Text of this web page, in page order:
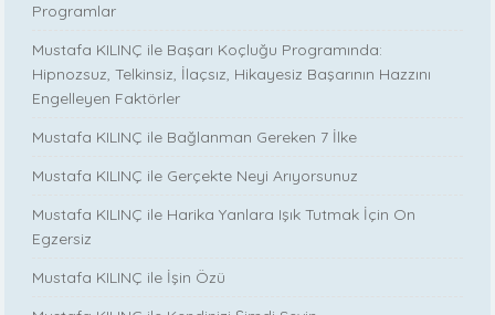
Programlar
Mustafa KILINÇ ile Başarı Koçluğu Programında:
Hipnozsuz, Telkinsiz, İlaçsız, Hikayesiz Başarının Hazzını
Engelleyen Faktörler
Mustafa KILINÇ ile Bağlanman Gereken 7 İlke
Mustafa KILINÇ ile Gerçekte Neyi Arıyorsunuz
Mustafa KILINÇ ile Harika Yanlara Işık Tutmak İçin On
Egzersiz
Mustafa KILINÇ ile İşin Özü